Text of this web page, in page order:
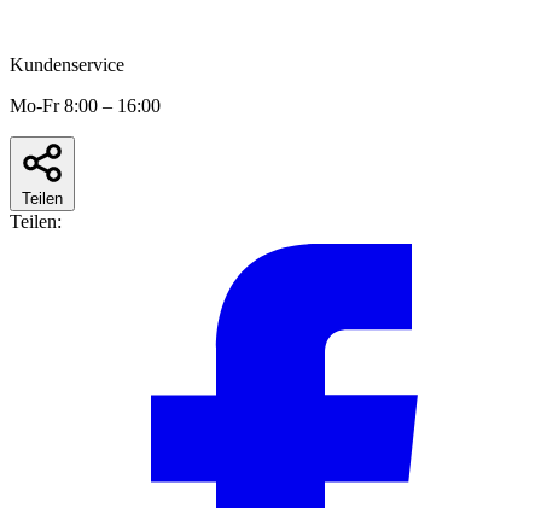
Kundenservice
Mo-Fr 8:00 – 16:00
Teilen
Teilen: